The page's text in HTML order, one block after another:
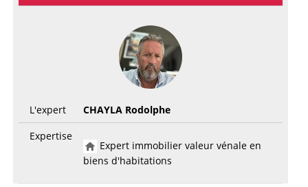
L'expert
CHAYLA Rodolphe
Expertise
Expert immobilier valeur vénale en
biens d'habitations